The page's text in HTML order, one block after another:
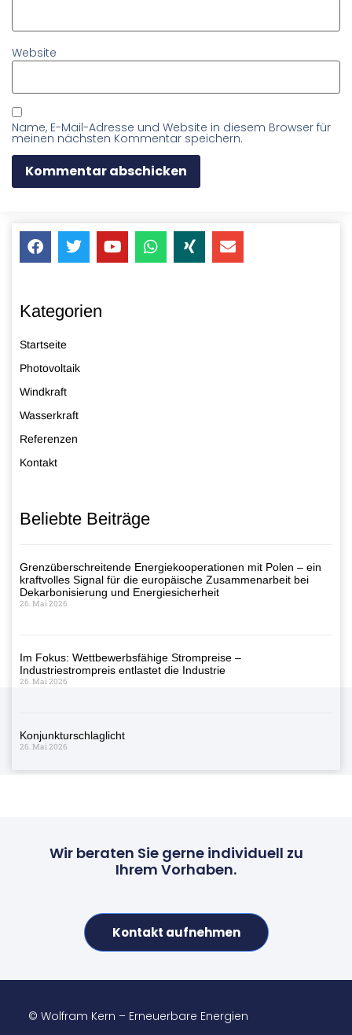
Website
Name, E-Mail-Adresse und Website in diesem Browser für
meinen nächsten Kommentar speichern.
Kategorien
Startseite
Photovoltaik
Windkraft
Wasserkraft
Referenzen
Kontakt
Beliebte Beiträge
Grenzüberschreitende Energiekooperationen mit Polen – ein
kraftvolles Signal für die europäische Zusammenarbeit bei
Dekarbonisierung und Energiesicherheit
26. Mai 2026
Im Fokus: Wettbewerbsfähige Strompreise –
Industriestrompreis entlastet die Industrie
26. Mai 2026
Konjunkturschlaglicht
26. Mai 2026
Wir beraten Sie gerne individuell zu
Ihrem Vorhaben.
Kontakt aufnehmen
© Wolfram Kern – Erneuerbare Energien